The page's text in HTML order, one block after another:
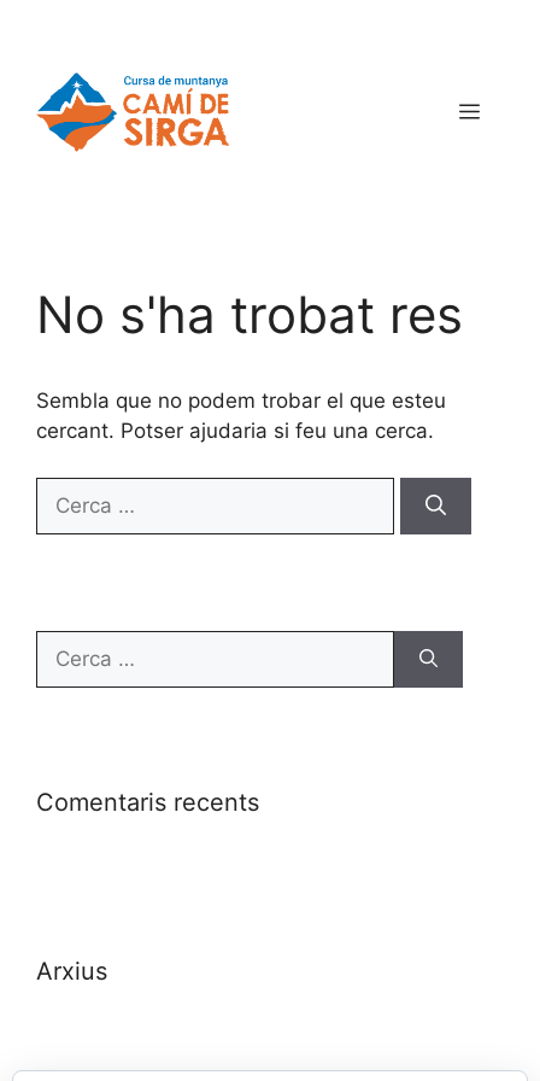
No s'ha trobat res
Sembla que no podem trobar el que esteu
cercant. Potser ajudaria si feu una cerca.
Comentaris recents
Arxius